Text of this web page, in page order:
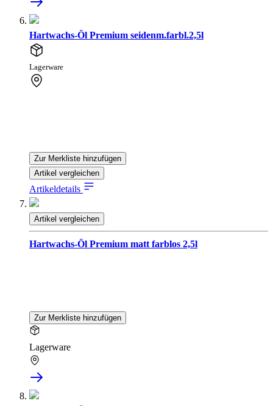
Hartwachs-Öl Premium seidenm.farbl.2,5l
Lagerware
Zur Merkliste hinzufügen
Artikel vergleichen
Artikeldetails
Artikel vergleichen
Hartwachs-Öl Premium matt farblos 2,5l
Zur Merkliste hinzufügen
Lagerware